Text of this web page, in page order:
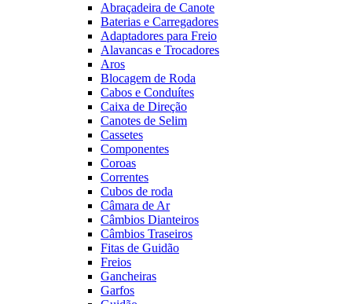
Abraçadeira de Canote
Baterias e Carregadores
Adaptadores para Freio
Alavancas e Trocadores
Aros
Blocagem de Roda
Cabos e Conduítes
Caixa de Direção
Canotes de Selim
Cassetes
Componentes
Coroas
Correntes
Cubos de roda
Câmara de Ar
Câmbios Dianteiros
Câmbios Traseiros
Fitas de Guidão
Freios
Gancheiras
Garfos